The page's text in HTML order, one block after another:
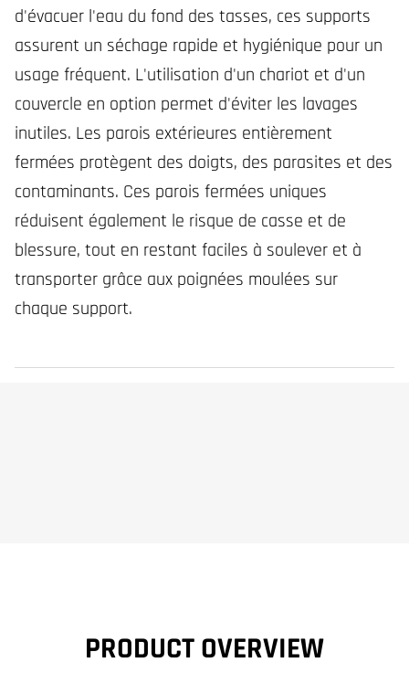
d'évacuer l'eau du fond des tasses, ces supports
assurent un séchage rapide et hygiénique pour un
usage fréquent. L'utilisation d'un chariot et d'un
couvercle en option permet d'éviter les lavages
inutiles. Les parois extérieures entièrement
fermées protègent des doigts, des parasites et des
contaminants. Ces parois fermées uniques
réduisent également le risque de casse et de
blessure, tout en restant faciles à soulever et à
transporter grâce aux poignées moulées sur
chaque support.
PRODUCT OVERVIEW